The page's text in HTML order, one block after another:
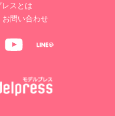
スとは
問い合わせ